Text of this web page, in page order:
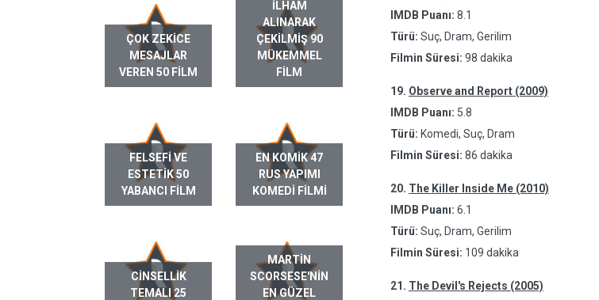
ÇOK ZEKICE
MESAJLAR
VEREN 50 FILM
ILHAM
ALINARAK
ÇEKILMIŞ 90
MÜKEMMEL
FILM
FELSEFI VE
ESTETIK 50
YABANCI FILM
EN KOMIK 47
RUS YAPIMI
KOMEDI FILMI
CINSELLIK
TEMALI 25
MARTIN
SCORSESE'NIN
EN GÜZEL
IMDB Puanı: 8.1
Türü: Suç, Dram, Gerilim
Filmin Süresi: 98 dakika
19. Observe and Report (2009)
IMDB Puanı: 5.8
Türü: Komedi, Suç, Dram
Filmin Süresi: 86 dakika
20. The Killer Inside Me (2010)
IMDB Puanı: 6.1
Türü: Suç, Dram, Gerilim
Filmin Süresi: 109 dakika
21. The Devil's Rejects (2005)